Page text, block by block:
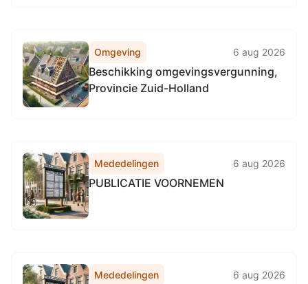
Omgeving 6 aug 2026
Beschikking omgevingsvergunning,
Provincie Zuid-Holland
Mededelingen 6 aug 2026
PUBLICATIE VOORNEMEN
Mededelingen 6 aug 2026